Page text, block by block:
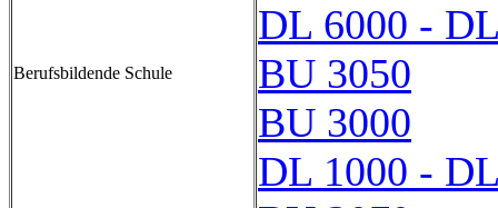
Berufsbildende Schule
DL 6000 -
BU 3050
BU 3000
DL 1000 -